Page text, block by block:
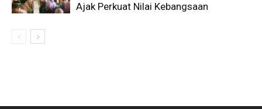
Ajak Perkuat Nilai Kebangsaan